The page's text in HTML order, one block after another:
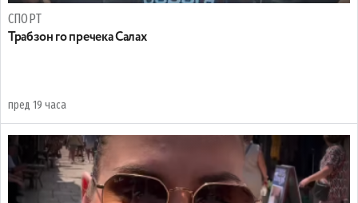
СПОРТ
Трабзон го пречека Салах
пред 19 часа